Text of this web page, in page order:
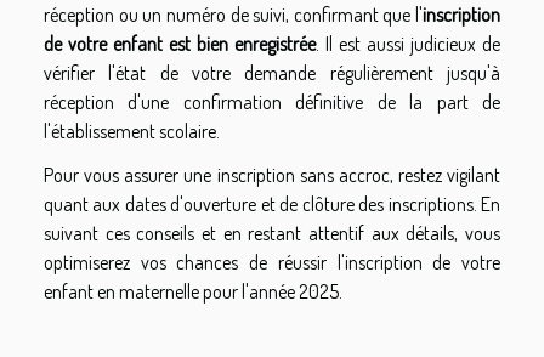
réception ou un numéro de suivi, confirmant que l'inscription
de votre enfant est bien enregistrée. Il est aussi judicieux de
vérifier l'état de votre demande régulièrement jusqu'à
réception d'une confirmation définitive de la part de
l'établissement scolaire.
Pour vous assurer une inscription sans accroc, restez vigilant
quant aux dates d'ouverture et de clôture des inscriptions. En
suivant ces conseils et en restant attentif aux détails, vous
optimiserez vos chances de réussir l'inscription de votre
enfant en maternelle pour l'année 2025.